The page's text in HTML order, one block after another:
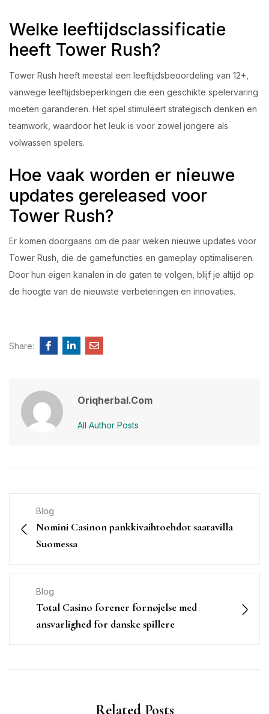
Welke leeftijdsclassificatie
heeft Tower Rush?
Tower Rush heeft meestal een leeftijdsbeoordeling van 12+,
vanwege leeftijdsbeperkingen die een geschikte spelervaring
moeten garanderen. Het spel stimuleert strategisch denken en
teamwork, waardoor het leuk is voor zowel jongere als
volwassen spelers.
Hoe vaak worden er nieuwe
updates gereleased voor
Tower Rush?
Er komen doorgaans om de paar weken nieuwe updates voor
Tower Rush, die de gamefuncties en gameplay optimaliseren.
Door hun eigen kanalen in de gaten te volgen, blijf je altijd op
de hoogte van de nieuwste verbeteringen en innovaties.
Share:
Oriqherbal.com
All Author Posts
Blog
Nomini Casinon pankkivaihtoehdot saatavilla
Suomessa
Blog
Total Casino forener fornøjelse med
ansvarlighed for danske spillere
Related Posts